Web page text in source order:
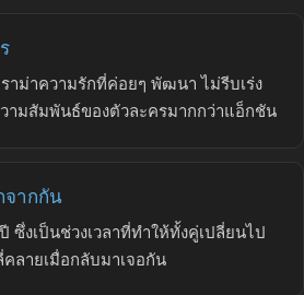
ม่าความรักที่ค่อยๆ พัฒนา ไม่รีบเร่ง
ามสัมพันธ์ของตัวละครมากกว่าแอ็กชัน
จากกัน
ซึ่งเป็นช่วงเวลาที่ทำให้ทั้งคู่เปลี่ยนไป
คลายเมื่อกลับมาเจอกัน